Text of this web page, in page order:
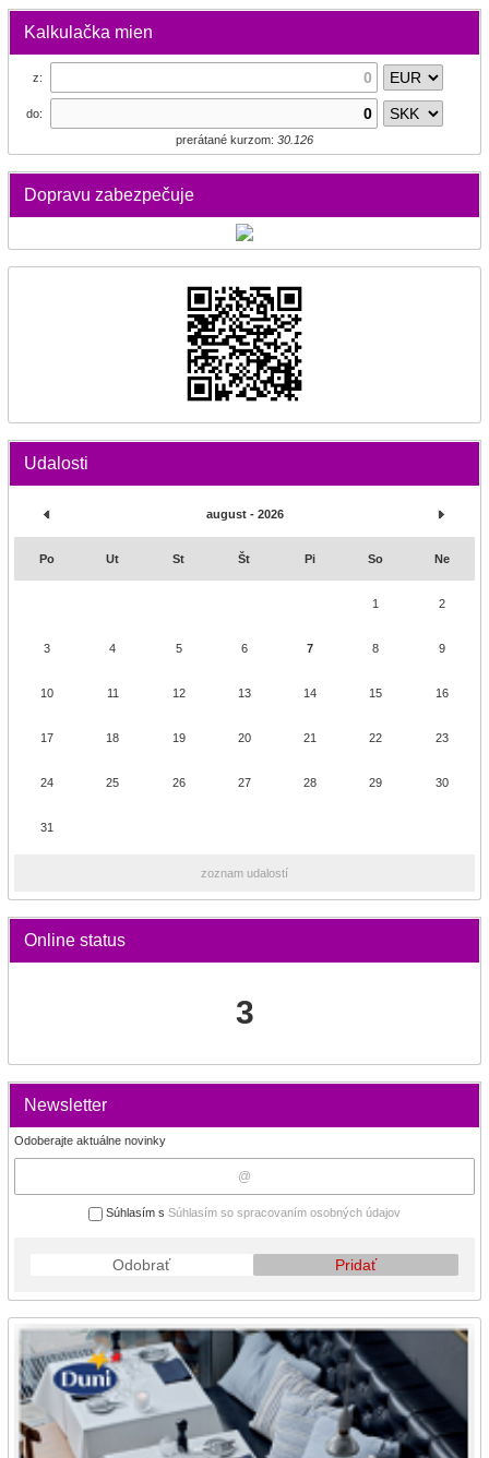
Kalkulačka mien
z:
do:
prerátané kurzom: 30.126
Dopravu zabezpečuje
Udalosti
august - 2026
Po Ut St Št Pi So Ne
1 2
3 4 5 6 7 8 9
10 11 12 13 14 15 16
17 18 19 20 21 22 23
24 25 26 27 28 29 30
31
zoznam udalostí
Online status
3
Newsletter
Odoberajte aktuálne novinky
Súhlasím s Súhlasím so spracovaním osobných údajov
Odobrať Pridať